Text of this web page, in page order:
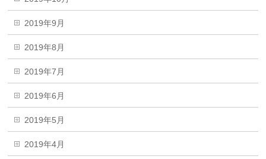
2019年9月
2019年8月
2019年7月
2019年6月
2019年5月
2019年4月